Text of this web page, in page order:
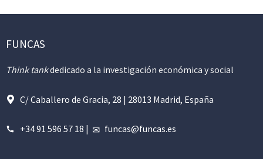
FUNCAS
Think tankdedicado a la investigación económica y social
C/ Caballero de Gracia, 28 | 28013 Madrid, España
+34 91 596 57 18 | funcas@funcas.es